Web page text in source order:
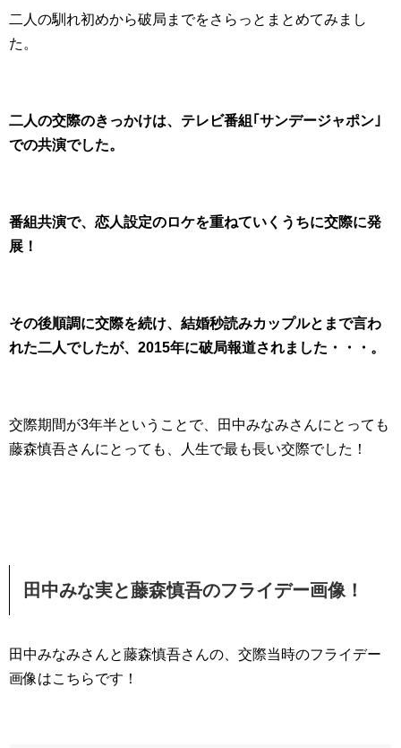
二人の馴れ初めから破局までをさらっとまとめてみまし
た。
二人の交際のきっかけは、テレビ番組｢サンデージャポン｣
での共演でした。
番組共演で、恋人設定のロケを重ねていくうちに交際に発
展！
その後順調に交際を続け、結婚秒読みカップルとまで言わ
れた二人でしたが、2015年に破局報道されました・・・。
交際期間が3年半ということで、田中みなみさんにとっても
藤森慎吾さんにとっても、人生で最も長い交際でした！
田中みな実と藤森慎吾のフライデー画像！
田中みなみさんと藤森慎吾さんの、交際当時のフライデー
画像はこちらです！